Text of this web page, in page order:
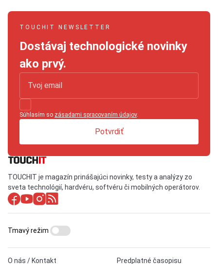
TOUCHIT NEWSLETTER
Dostávaj technologické novinky
ako prvý.
Súhlasím so zásadami spracovaním údajov.
Potvrdiť
TOUCHIT je magazín prinášajúci novinky, testy a analýzy zo
sveta technológií, hardvéru, softvéru či mobilných operátorov.
O nás / Kontakt Predplatné časopisu
Tmavý režim